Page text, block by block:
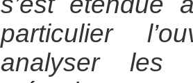
particulier
analyser